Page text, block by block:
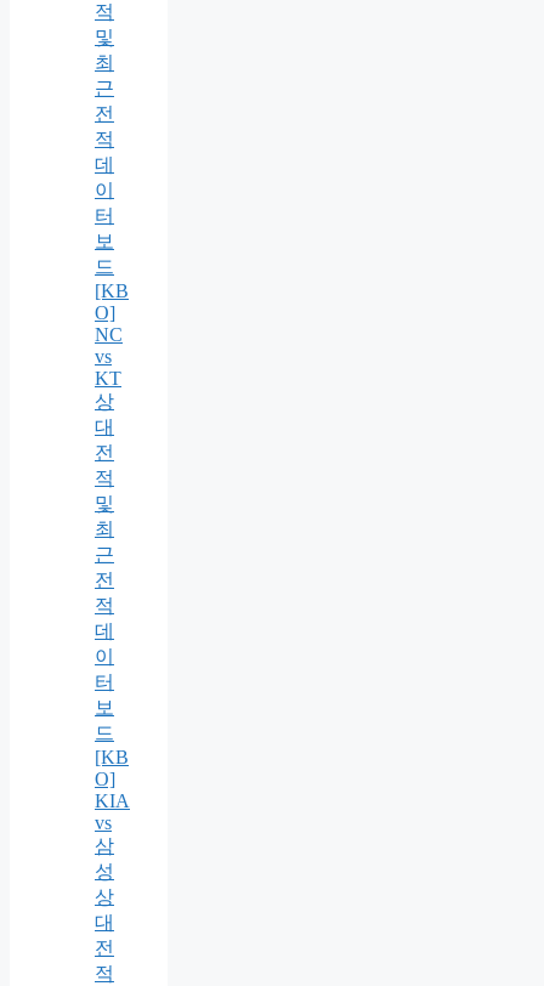
적
및
최
근
전
적
데
이
터
보
드
[KB
O]
NC
vs
KT
상
대
전
적
및
최
근
전
적
데
이
터
보
드
[KB
O]
KIA
vs
삼
성
상
대
전
적